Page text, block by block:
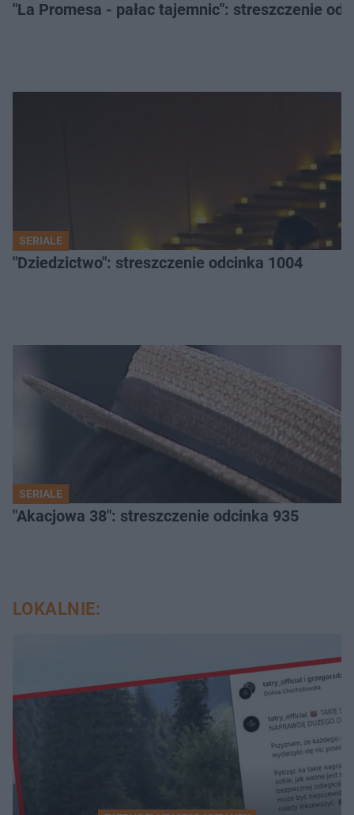
"La Promesa - pałac tajemnic": streszczenie
SERIALE
"Dziedzictwo": streszczenie odcinka 1004
SERIALE
"Akacjowa 38": streszczenie odcinka 935
LOKALNIE: